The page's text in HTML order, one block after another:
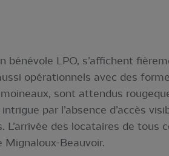
bénévole LPO, s’affichent
opérationnels avec des
sont attendus
intrigue par l’absence d’accès
L’arrivée des locataires de
Beauvoir.